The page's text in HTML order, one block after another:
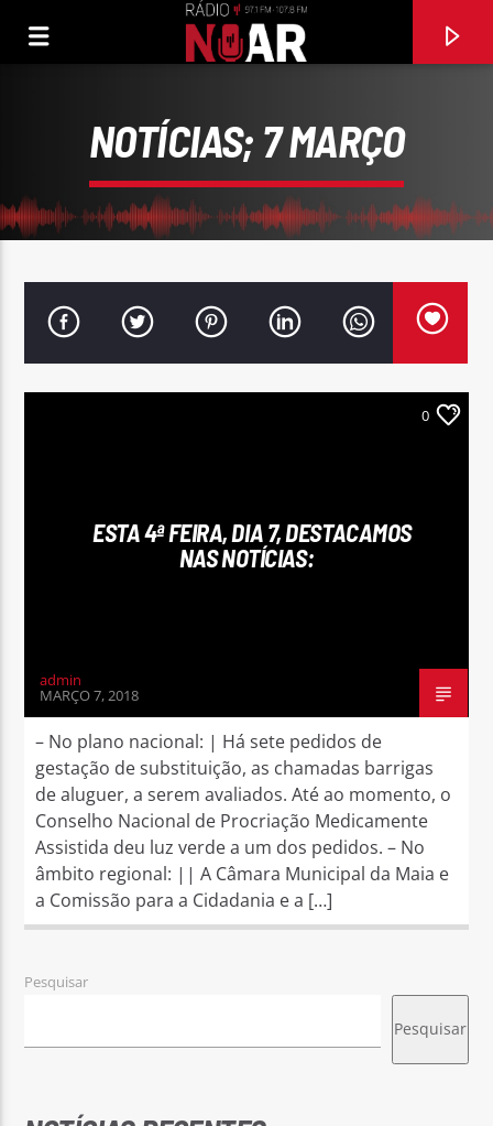
NOTÍCIAS; 7 MARÇO
0
ESTA 4ª FEIRA, DIA 7, DESTACAMOS
NAS NOTÍCIAS:
admin
MARÇO 7, 2018
– No plano nacional: | Há sete pedidos de
gestação de substituição, as chamadas barrigas
de aluguer, a serem avaliados. Até ao momento, o
Conselho Nacional de Procriação Medicamente
Assistida deu luz verde a um dos pedidos. – No
âmbito regional: || A Câmara Municipal da Maia e
a Comissão para a Cidadania e a […]
Pesquisar
Pesquisar